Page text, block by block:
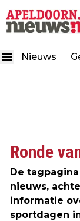
Nieuws
Ronde
De
nieuws,
informatie
sportdagen